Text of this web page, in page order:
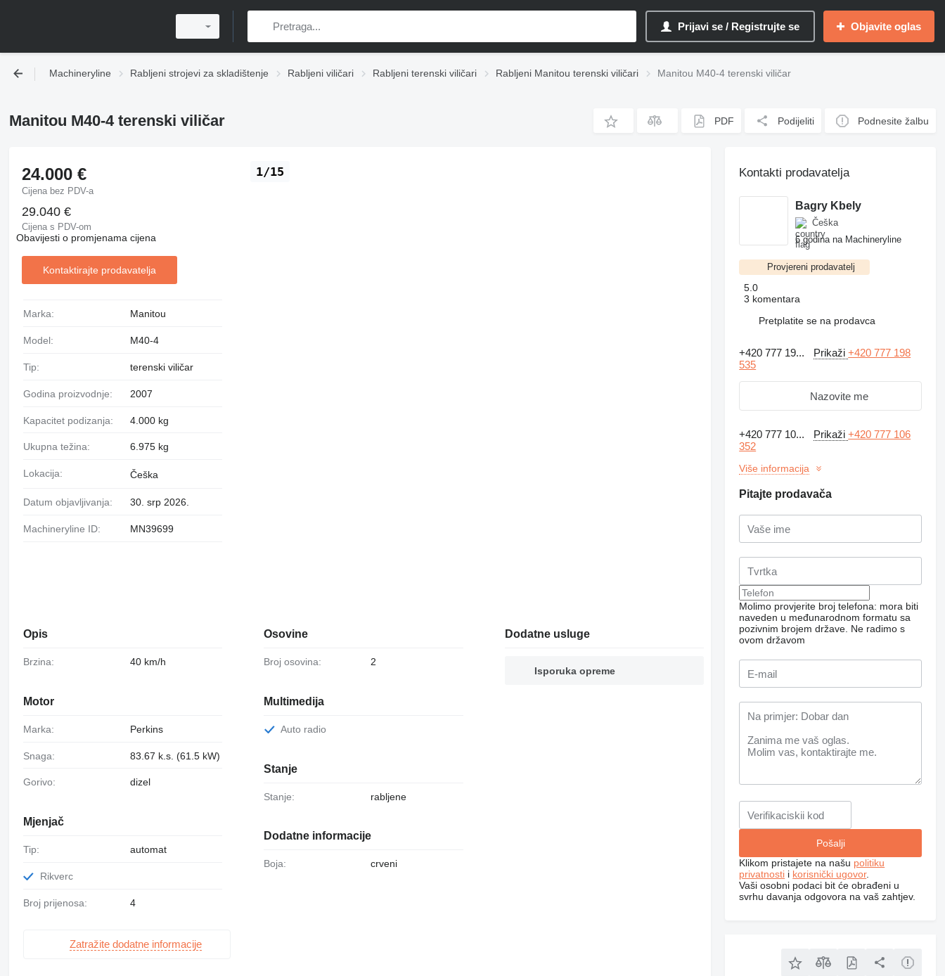
Prijavi se / Registrujte se Objavite oglas
Machineryline Rabljeni strojevi za skladištenje Rabljeni viličari Rabljeni terenski viličari Rabljeni Manitou terenski viličari Manitou M40-4 terenski viličar
Manitou M40-4 terenski viličar PDF Podijeliti Podnesite žalbu
1/15
24.000 €
Cijena bez PDV-a
29.040 €
Cijena s PDV-om
Obavijesti o promjenama cijena
Kontaktirajte prodavatelja
Marka: Manitou
Model: M40-4
Tip: terenski viličar
Godina proizvodnje: 2007
Kapacitet podizanja: 4.000 kg
Ukupna težina: 6.975 kg
Lokacija: Češka
Datum objavljivanja: 30. srp 2026.
Machineryline ID: MN39699
Opis
Brzina: 40 km/h
Motor
Marka: Perkins
Snaga: 83.67 k.s. (61.5 kW)
Gorivo: dizel
Mjenjač
Tip: automat
Rikverc
Broj prijenosa: 4
Osovine
Broj osovina: 2
Multimedija
Auto radio
Stanje
Stanje: rabljene
Dodatne informacije
Boja: crveni
Dodatne usluge
Isporuka opreme
Zatražite dodatne informacije
Kontakti prodavatelja
Bagry Kbely
Češka
6 godina na Machineryline
Provjereni prodavatelj
5.0
3 komentara
Pretplatite se na prodavca
+420 777 19... Prikaži+420 777 198
535
Nazovite me
+420 777 10... Prikaži+420 777 106
352
Više informacija
Pitajte prodavača
Molimo provjerite broj telefona: mora biti
naveden u međunarodnom formatu sa
pozivnim brojem države. Ne radimo s
ovom državom
Klikom pristajete na našu politiku
privatnosti i korisnički ugovor.
Vaši osobni podaci bit će obrađeni u
svrhu davanja odgovora na vaš zahtjev.